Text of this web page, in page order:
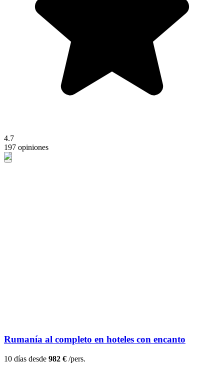
4.7
197 opiniones
Rumanía al completo en hoteles con encanto
10 días desde 982 € /pers.